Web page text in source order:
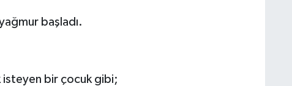
başladı.
isteyen bir çocuk gibi;